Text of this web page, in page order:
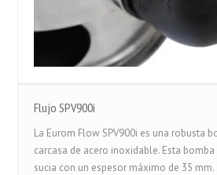
Flujo SPV900i
La Eurom Flow SPV900i es una robusta
carcasa de acero inoxidable. Esta
sucia con un espesor máximo de 35 mm.